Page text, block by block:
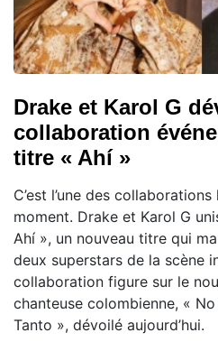
Drake et Karol G
collaboration
titre « Ahí »
C’est l’une des
moment. Drake et Karol G
Ahí », un nouveau titre qui
deux superstars de la scène
collaboration figure sur le
chanteuse colombienne, «
Tanto », dévoilé aujourd’hui.